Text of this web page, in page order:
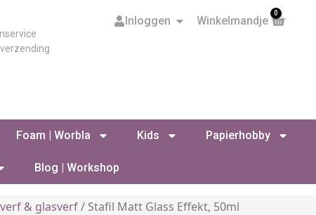
Inloggen Winkelmandje
0
Foam | Worbla Kids Papierhobby
Blog | Workshop
& glasverf/ Stafil Matt Glass Effekt, 50ml